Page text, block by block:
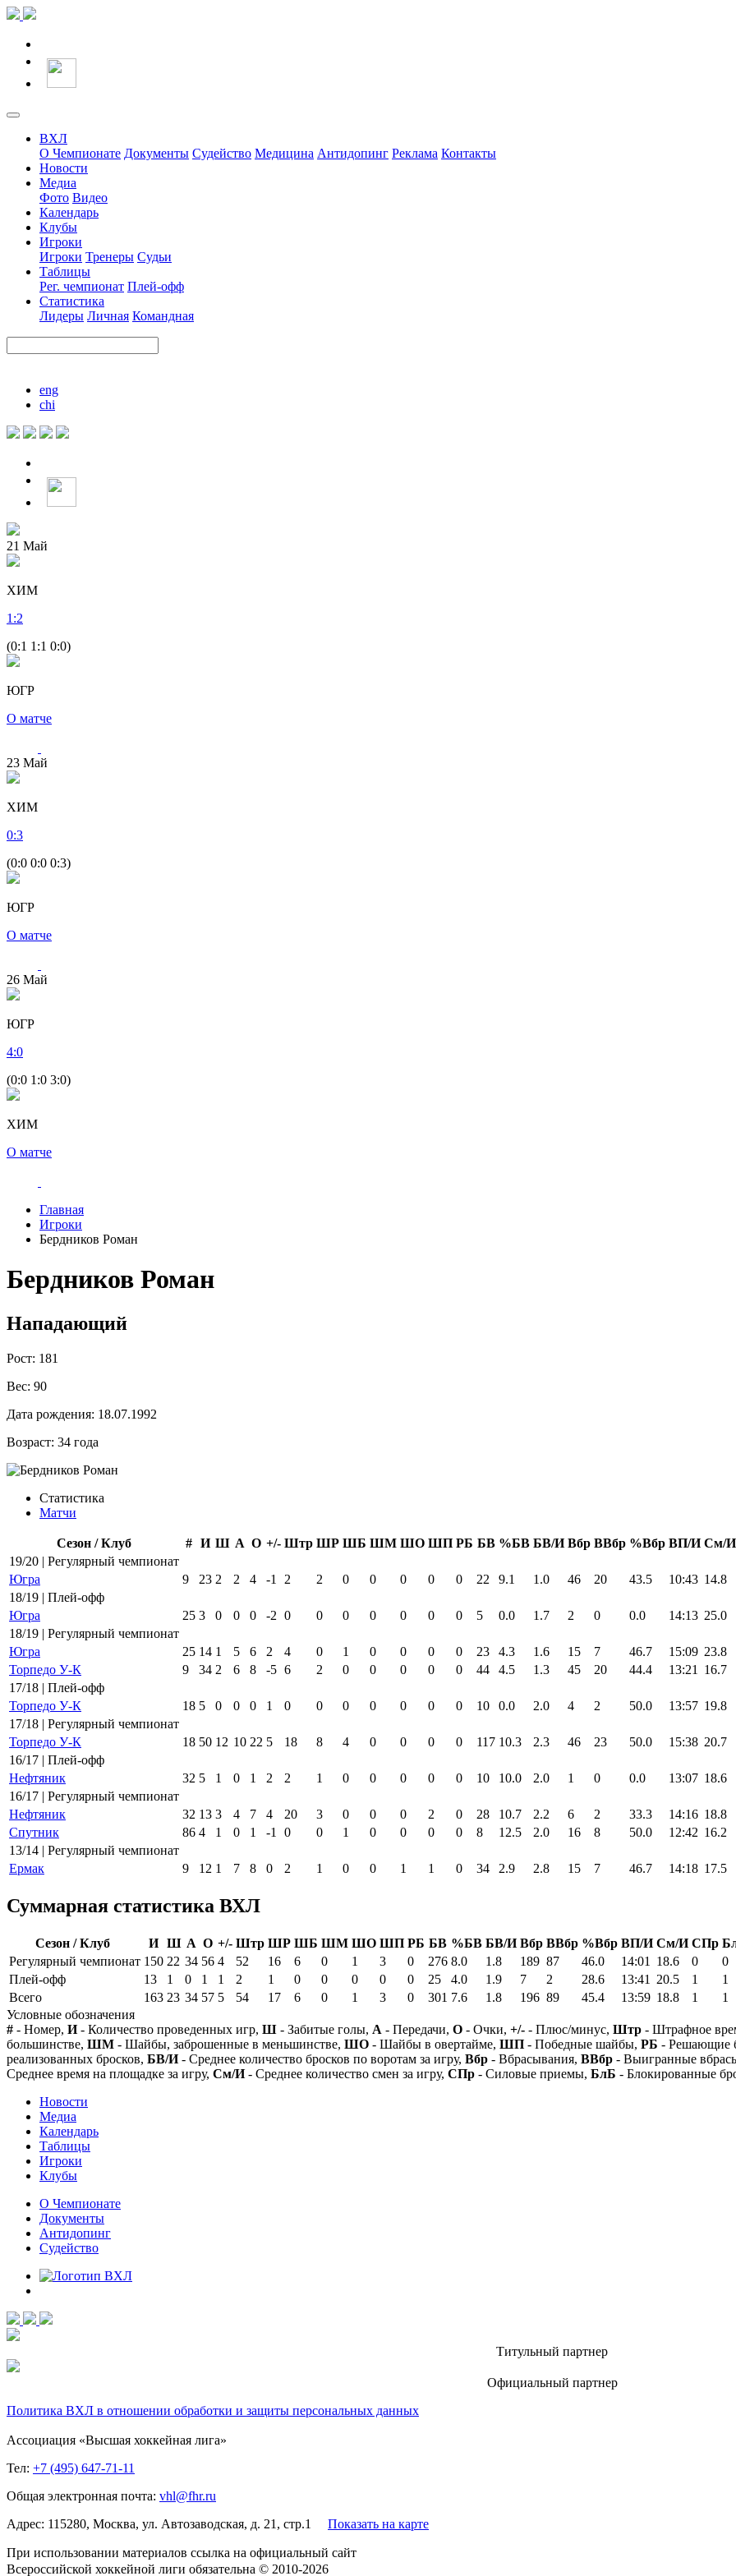
ВХЛ
О Чемпионате Документы Судейство Медицина Антидопинг Реклама Контакты
Новости
Медиа
Фото Видео
Календарь
Клубы
Игроки
Игроки Тренеры Судьи
Таблицы
Рег. чемпионат Плей-офф
Статистика
Лидеры Личная Командная
eng
chi
21 Май
ХИМ
1 :2
(0:1 1:1 0:0)
ЮГР
О матче
23 Май
ХИМ
0:3
(0:0 0:0 0:3)
ЮГР
О матче
26 Май
ЮГР
4:0
(0:0 1:0 3:0)
ХИМ
О матче
Главная
Игроки
Бердников Роман
Бердников Роман
Нападающий
Рост: 181
Вес: 90
Дата рождения: 18.07.1992
Возраст: 34 года
Статистика
Матчи
Сезон / Клуб # И Ш А О +/- Штр ШР ШБ ШМ ШО ШП РБ БВ %БВ БВ/И Вбр ВВбр %Вбр ВП/И См/И
19/20 | Регулярный чемпионат
Югра
9 23 2 2 4 -1 2 2 0 0 0 0 0 22 9.1 1.0 46 20 43.5 10:43 14.8
18/19 | Плей-офф
Югра
25 3 0 0 0 -2 0 0 0 0 0 0 0 5 0.0 1.7 2 0 0.0 14:13 25.0
18/19 | Регулярный чемпионат
Югра
25 14 1 5 6 2 4 0 1 0 0 0 0 23 4.3 1.6 15 7 46.7 15:09 23.8
Торпедо У-К
9 34 2 6 8 -5 6 2 0 0 0 0 0 44 4.5 1.3 45 20 44.4 13:21 16.7
17/18 | Плей-офф
Торпедо У-К
18 5 0 0 0 1 0 0 0 0 0 0 0 10 0.0 2.0 4 2 50.0 13:57 19.8
17/18 | Регулярный чемпионат
Торпедо У-К
18 50 12 10 22 5 18 8 4 0 0 0 0 117 10.3 2.3 46 23 50.0 15:38 20.7
16/17 | Плей-офф
Нефтяник
32 5 1 0 1 2 2 1 0 0 0 0 0 10 10.0 2.0 1 0 0.0 13:07 18.6
16/17 | Регулярный чемпионат
Нефтяник
32 13 3 4 7 4 20 3 0 0 0 2 0 28 10.7 2.2 6 2 33.3 14:16 18.8
Спутник
86 4 1 0 1 -1 0 0 1 0 0 0 0 8 12.5 2.0 16 8 50.0 12:42 16.2
13/14 | Регулярный чемпионат
Ермак
9 12 1 7 8 0 2 1 0 0 1 1 0 34 2.9 2.8 15 7 46.7 14:18 17.5
Суммарная статистика ВХЛ
Сезон / Клуб И Ш А О +/- Штр ШР ШБ ШМ ШО ШП РБ БВ %БВ БВ/И Вбр ВВбр %Вбр ВП/И См/И СПр
Регулярный чемпионат 150 22 34 56 4 52 16 6 0 1 3 0 276 8.0 1.8 189 87 46.0 14:01 18.6 0
0
Плей-офф
13 1 0 1 1 2 1 0 0 0 0 0 25 4.0 1.9 7 2 28.6 13:41 20.5 1
1
Всего
163 23 34 57 5 54 17 6 0 1 3 0 301 7.6 1.8 196 89 45.4 13:59 18.8 1
1
Условные обозначения
# - Номер, И- Количество проведенных игр, Ш - Забитые голы, А - Передачи, О - Очки, +/- - Плюс/минус, Штр - Штрафное
большинстве, ШМ - Шайбы, заброшенные в меньшинстве, ШО - Шайбы в овертайме, ШП - Победные шайбы, РБ - Решающие
реализованных бросков, БВ/И- Среднее количество бросков по воротам за игру, Вбр - Вбрасывания, ВВбр - Выигранные
Среднее время на площадке за игру, См/И- Среднее количество смен за игру, СПр - Силовые приемы, БлБ - Блокированные
Новости
Медиа
Календарь
Таблицы
Игроки
Клубы
О Чемпионате
Документы
Антидопинг
Судейство
Титульный партнер
Официальный партнер
Политика ВХЛ в отношении обработки и защиты персональных данных
Ассоциация «Высшая хоккейная лига»
Тел: +7 (495) 647-71-11
Общая электронная почта: vhl@fhr.ru
Адрес: 115280, Москва, ул. Автозаводская, д. 21, стр.1 Показать на карте
При использовании материалов ссылка на официальный сайт
Всероссийской хоккейной лиги обязательна © 2010-2026